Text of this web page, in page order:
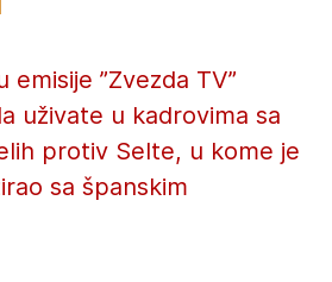
emisije ”Zvezda TV”
uživate u kadrovima sa
protiv Selte, u kome je
sa španskim